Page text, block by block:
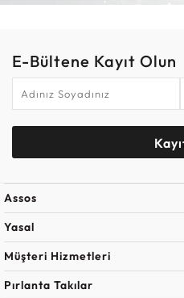
E-Bültene Kayıt Olun
Assos
Yasal
Müşteri Hizmetleri
Pırlanta Takılar